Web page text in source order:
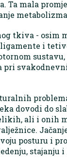
Ta mala
tkiva - osim
i
pri
dovodi do
ali i onih
posturu i
stajanju